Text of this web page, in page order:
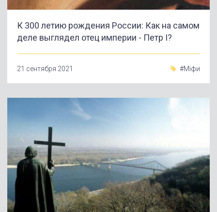
К 300 летию рождения России: Как на самом
деле выглядел отец империи - Петр I?
21 сентября 2021 #Міфи